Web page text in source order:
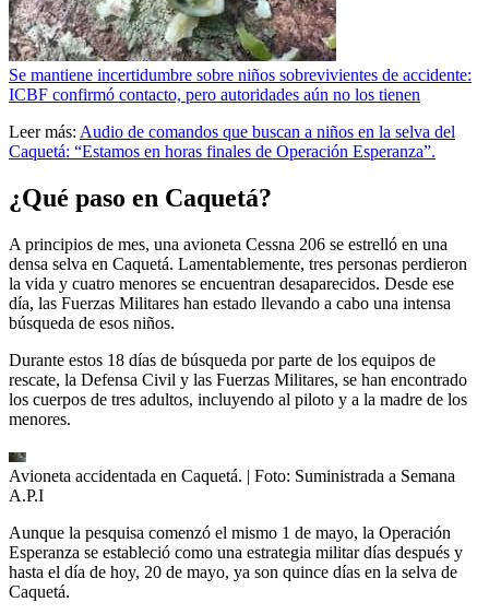
Se mantiene incertidumbre sobre niños sobrevivientes de accidente:
ICBF confirmó contacto, pero autoridades aún no los tienen
Leer más: Audio de comandos que buscan a niños en la selva del
Caquetá: “Estamos en horas finales de Operación Esperanza”.
¿Qué paso en Caquetá?
A principios de mes, una avioneta Cessna 206 se estrelló en una
densa selva en Caquetá. Lamentablemente, tres personas perdieron
la vida y cuatro menores se encuentran desaparecidos. Desde ese
día, las Fuerzas Militares han estado llevando a cabo una intensa
búsqueda de esos niños.
Durante estos 18 días de búsqueda por parte de los equipos de
rescate, la Defensa Civil y las Fuerzas Militares, se han encontrado
los cuerpos de tres adultos, incluyendo al piloto y a la madre de los
menores.
Avioneta accidentada en Caquetá. | Foto: Suministrada a Semana
A.P.I
Aunque la pesquisa comenzó el mismo 1 de mayo, la Operación
Esperanza se estableció como una estrategia militar días después y
hasta el día de hoy, 20 de mayo, ya son quince días en la selva de
Caquetá.